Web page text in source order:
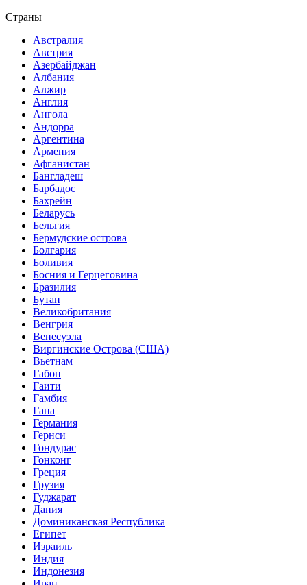
Страны
Австралия
Австрия
Азербайджан
Албания
Алжир
Англия
Ангола
Андорра
Аргентина
Армения
Афганистан
Бангладеш
Барбадос
Бахрейн
Беларусь
Бельгия
Бермудские острова
Болгария
Боливия
Босния и Герцеговина
Бразилия
Бутан
Великобритания
Венгрия
Венесуэла
Виргинские Острова (США)
Вьетнам
Габон
Гаити
Гамбия
Гана
Германия
Гернси
Гондурас
Гонконг
Греция
Грузия
Гуджарат
Дания
Доминиканская Республика
Египет
Израиль
Индия
Индонезия